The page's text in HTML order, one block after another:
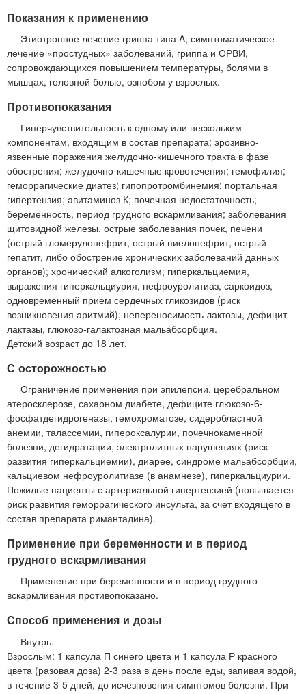
Показания к применению
Этиотропное лечение гриппа типа A, симптоматическое
лечение «простудных» заболеваний, гриппа и ОРВИ,
сопровождающихся повышением температуры, болями в
мышцах, головной болью, ознобом у взрослых.
Противопоказания
Гиперчувствительность к одному или нескольким
компонентам, входящим в состав препарата; эрозивно-
язвенные поражения желудочно-кишечного тракта в фазе
обострения; желудочно-кишечные кровотечения; гемофилия;
геморрагические диатез; гипопротромбинемия; портальная
гипертензия; авитаминоз К; почечная недостаточность;
беременность, период грудного вскармливания; заболевания
щитовидной железы, острые заболевания почек, печени
(острый гломерулонефрит, острый пиелонефрит, острый
гепатит, либо обострение хронических заболеваний данных
органов); хронический алкоголизм; гиперкальциемия,
выражения гиперкальциурия, нефроуролитиаз, саркоидоз,
одновременный прием сердечных гликозидов (риск
возникновения аритмий); непереносимость лактозы, дефицит
лактазы, глюкозо-галактозная мальабсорбция.
Детский возраст до 18 лет.
С осторожностью
Ограничение применения при эпилепсии, церебральном
атеросклерозе, сахарном диабете, дефиците глюкозо-6-
фосфатдегидрогеназы, гемохроматозе, сидеробластной
анемии, талассемии, гипероксалурии, почечнокаменной
болезни, дегидратации, электролитных нарушениях (риск
развития гиперкальциемии), диарее, синдроме мальабсорбции,
кальциевом нефроуролитиазе (в анамнезе), гиперкальциурии.
Пожилые пациенты с артериальной гипертензией (повышается
риск развития геморрагического инсульта, за счет входящего в
состав препарата римантадина).
Применение при беременности и в период
грудного вскармливания
Применение при беременности и в период грудного
вскармливания противопоказано.
Способ применения и дозы
Внутрь.
Взрослым: 1 капсула П синего цвета и 1 капсула Р красного
цвета (разовая доза) 2-3 раза в день после еды, запивая водой,
в течение 3-5 дней, до исчезновения симптомов болезни. При